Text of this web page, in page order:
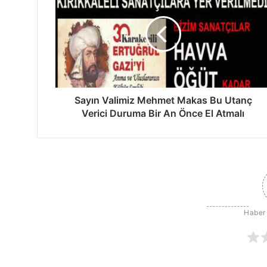
y
i
M
Sayın Valimiz Mehmet Makas Bu Utanç
Verici Duruma Bir An Önce El Atmalı